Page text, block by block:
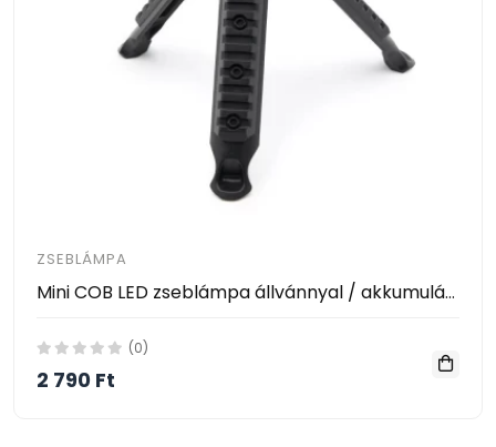
ZSEBLÁMPA
Mini COB LED zseblámpa állvánnyal / akkumulátoros, multifunkciós (W5138)
(0)
2 790 Ft